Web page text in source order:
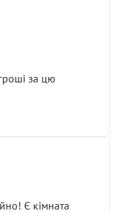
за цю
Є кімната